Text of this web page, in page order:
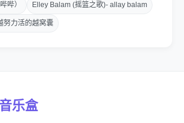
老老少少
单弦子
哔） Elley Balam (摇篮之歌)- allay balam
努力活的越窝囊
乐盒